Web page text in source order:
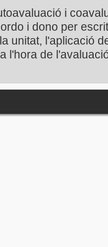
i
i dono per
unitat, l'aplicació
l'hora de